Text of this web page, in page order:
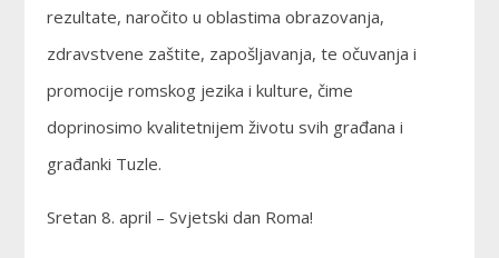
rezultate, naročito u oblastima obrazovanja,
zdravstvene zaštite, zapošljavanja, te očuvanja i
promocije romskog jezika i kulture, čime
doprinosimo kvalitetnijem životu svih građana i
građanki Tuzle.
Sretan 8. april – Svjetski dan Roma!